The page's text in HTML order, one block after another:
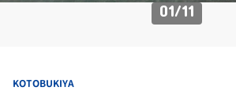
01/11
KOTOBUKIYA